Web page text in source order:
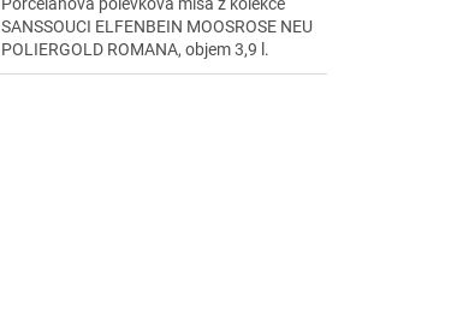
Porcelánová polévková mísa z kolekce
SANSSOUCI ELFENBEIN MOOSROSE NEU
POLIERGOLD ROMANA, objem 3,9 l.